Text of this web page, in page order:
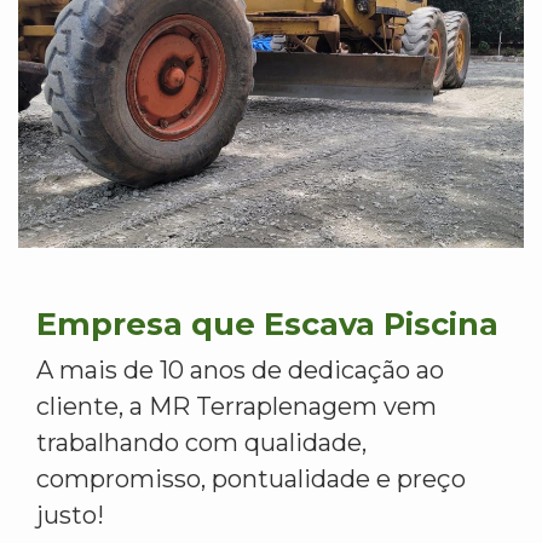
Empresa que Escava Piscina
A mais de 10 anos de dedicação ao
cliente, a MR Terraplenagem vem
trabalhando com qualidade,
compromisso, pontualidade e preço
justo!